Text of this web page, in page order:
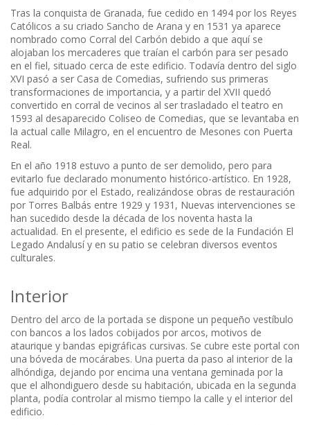
Tras la conquista de Granada, fue cedido en 1494 por los Reyes
Católicos a su criado Sancho de Arana y en 1531 ya aparece
nombrado como Corral del Carbón debido a que aquí se
alojaban los mercaderes que traían el carbón para ser pesado
en el fiel, situado cerca de este edificio. Todavía dentro del siglo
XVI pasó a ser Casa de Comedias, sufriendo sus primeras
transformaciones de importancia, y a partir del XVII quedó
convertido en corral de vecinos al ser trasladado el teatro en
1593 al desaparecido Coliseo de Comedias, que se levantaba en
la actual calle Milagro, en el encuentro de Mesones con Puerta
Real.
En el año 1918 estuvo a punto de ser demolido, pero para
evitarlo fue declarado monumento histórico-artístico. En 1928,
fue adquirido por el Estado, realizándose obras de restauración
por Torres Balbás entre 1929 y 1931, Nuevas intervenciones se
han sucedido desde la década de los noventa hasta la
actualidad. En el presente, el edificio es sede de la Fundación El
Legado Andalusí y en su patio se celebran diversos eventos
culturales.
Interior
Dentro del arco de la portada se dispone un pequeño vestíbulo
con bancos a los lados cobijados por arcos, motivos de
ataurique y bandas epigráficas cursivas. Se cubre este portal con
una bóveda de mocárabes. Una puerta da paso al interior de la
alhóndiga, dejando por encima una ventana geminada por la
que el alhondiguero desde su habitación, ubicada en la segunda
planta, podía controlar al mismo tiempo la calle y el interior del
edificio.